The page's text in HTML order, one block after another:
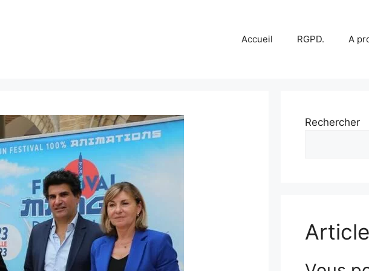
Accueil RGPD. A
Rechercher